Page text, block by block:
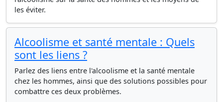
les éviter.
Alcoolisme et santé mentale : Quels
sont les liens ?
Parlez des liens entre l'alcoolisme et la santé mentale
chez les hommes, ainsi que des solutions possibles pour
combattre ces deux problèmes.